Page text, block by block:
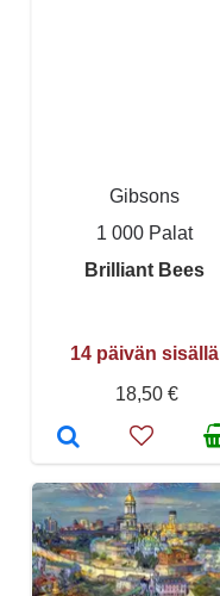
Gibsons
1 000 Palat
Brilliant Bees
14 päivän sisällä
18,50 €